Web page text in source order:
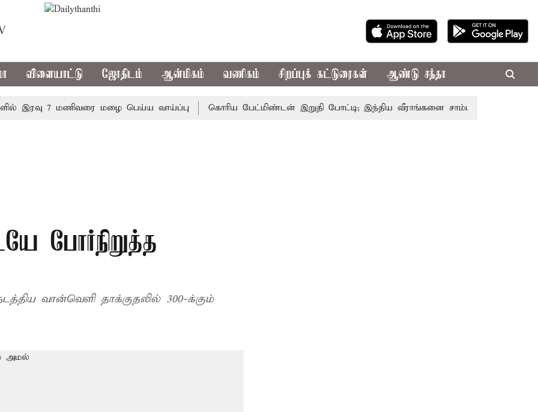
விளையாட்டு ஜோதிடம் ஆன்மிகம் வணிகம் சிறப்புக் கட்டுரைகள் ஆண்டு சந்தா
7 மணிவரை மழை பெய்ய வாய்ப்பு கொரிய பேட்மிண்டன் இறுதி போட்டி; இந்திய வீராங்கனை சாம்பியன் பட்டம் வென்றார்
போர்நிறுத்த
வான்வெளி தாக்குதலில் 300-க்கும்